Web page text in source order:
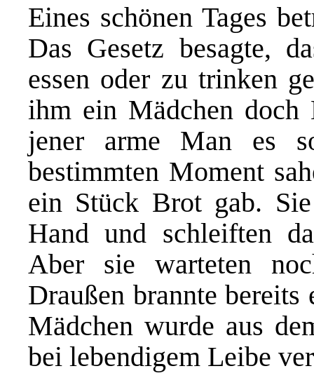
Eines schönen Tages
Das Gesetz besagte,
essen oder zu trinken
ihm ein Mädchen doch
jener arme Man es
bestimmten Moment
ein Stück Brot gab.
Hand und schleiften
Aber sie warteten
Draußen brannte
Mädchen wurde aus
bei lebendigem Leibe